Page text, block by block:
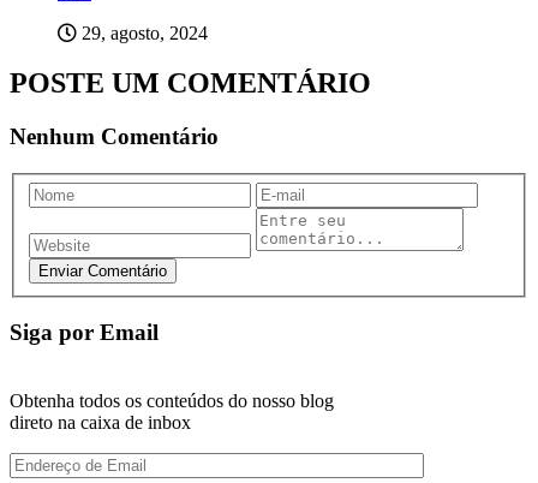
29, agosto, 2024
POSTE UM COMENTÁRIO
Nenhum Comentário
Siga por Email
Obtenha todos os conteúdos do nosso blog
direto na caixa de inbox